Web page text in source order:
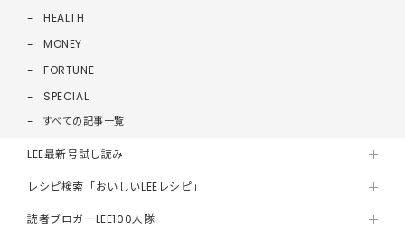
HEALTH
MONEY
FORTUNE
SPECIAL
すべての記事一覧
LEE最新号試し読み
レシピ検索「おいしいLEEレシピ」
読者ブロガーLEE100人隊